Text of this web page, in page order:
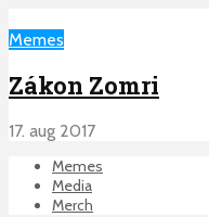
Memes
Zákon Zomri
17. aug 2017
Memes
Media
Merch